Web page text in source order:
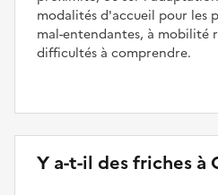
modalités d'accueil pour les
mal-entendantes, à mobilité
difficultés à comprendre.
Y a-t-il des friches à